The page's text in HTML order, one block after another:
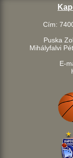
Cím:
Puska
Mihályfalvi
E-